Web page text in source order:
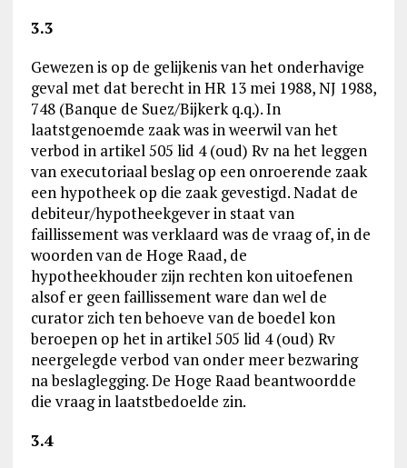
3.3
Gewezen is op de gelijkenis van het onderhavige
geval met dat berecht in HR 13 mei 1988, NJ 1988,
748 (Banque de Suez/Bijkerk q.q.). In
laatstgenoemde zaak was in weerwil van het
verbod in artikel 505 lid 4 (oud) Rv na het leggen
van executoriaal beslag op een onroerende zaak
een hypotheek op die zaak gevestigd. Nadat de
debiteur/hypotheekgever in staat van
faillissement was verklaard was de vraag of, in de
woorden van de Hoge Raad, de
hypotheekhouder zijn rechten kon uitoefenen
alsof er geen faillissement ware dan wel de
curator zich ten behoeve van de boedel kon
beroepen op het in artikel 505 lid 4 (oud) Rv
neergelegde verbod van onder meer bezwaring
na beslaglegging. De Hoge Raad beantwoordde
die vraag in laatstbedoelde zin.
3.4